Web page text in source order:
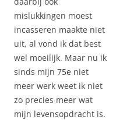
mislukkingen moest
incasseren maakte niet
uit, al vond ik dat best
wel moeilijk. Maar nu ik
sinds mijn 75e niet
meer werk weet ik niet
zo precies meer wat
mijn levensopdracht is.